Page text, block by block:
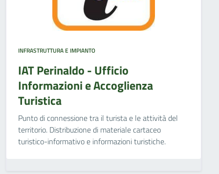
INFRASTRUTTURA E IMPIANTO
IAT Perinaldo - Ufficio
Informazioni e Accoglienza
Turistica
Punto di connessione tra il turista e le attività del
territorio. Distribuzione di materiale cartaceo
turistico-informativo e informazioni turistiche.